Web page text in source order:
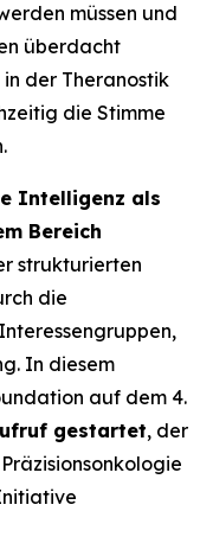
müssen und
überdacht
der Theranostik
die Stimme
Intelligenz als
Bereich
strukturierten
die
In diesem
auf dem 4.
gestartet, der